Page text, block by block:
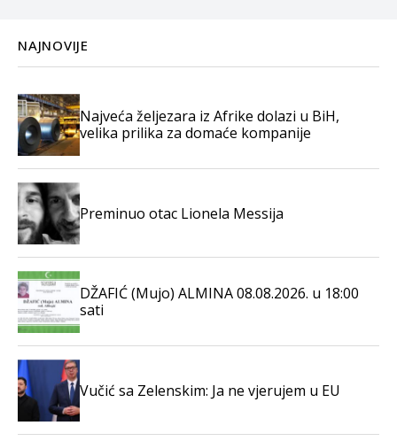
NAJNOVIJE
Najveća željezara iz Afrike dolazi u BiH,
velika prilika za domaće kompanije
Preminuo otac Lionela Messija
DŽAFIĆ (Mujo) ALMINA 08.08.2026. u 18:00
sati
Vučić sa Zelenskim: Ja ne vjerujem u EU